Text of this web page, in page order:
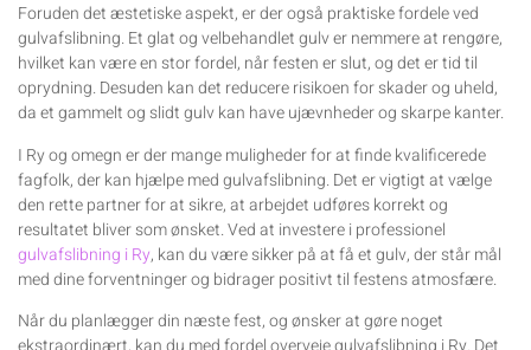
Foruden det æstetiske aspekt, er der også praktiske fordele ved
gulvafslibning. Et glat og velbehandlet gulv er nemmere at rengøre,
hvilket kan være en stor fordel, når festen er slut, og det er tid til
oprydning. Desuden kan det reducere risikoen for skader og uheld,
da et gammelt og slidt gulv kan have ujævnheder og skarpe kanter.
I Ry og omegn er der mange muligheder for at finde kvalificerede
fagfolk, der kan hjælpe med gulvafslibning. Det er vigtigt at vælge
den rette partner for at sikre, at arbejdet udføres korrekt og
resultatet bliver som ønsket. Ved at investere i professionel
gulvafslibning i Ry, kan du være sikker på at få et gulv, der står mål
med dine forventninger og bidrager positivt til festens atmosfære.
Når du planlægger din næste fest, og ønsker at gøre noget